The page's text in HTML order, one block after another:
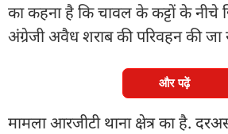
का कहना है कि चावल के कट्टों के नीचे
अंग्रेजी अवैध शराब की परिवहन की जा
और पढ़ें
मामला आरजीटी थाना क्षेत्र का है.